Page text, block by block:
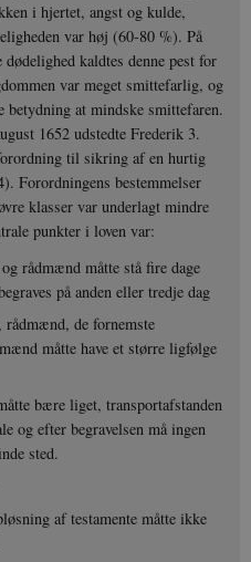
i hjertet, angst og kulde,
var høj (60-80 %). På
kaldtes denne pest for
var meget smittefarlig, og
at mindske smittefaren.
1652 udstedte Frederik 3.
til sikring af en hurtig
Forordningens bestemmelser
klasser var underlagt mindre
punkter i loven var:
rådmænd måtte stå fire dage
på anden eller tredje dag
de fornemste
måtte have et større ligfølge
bære liget, transportafstanden
og efter begravelsen må ingen
sted.
af testamente måtte ikke